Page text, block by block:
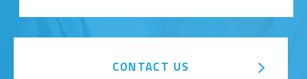
CONTACT US